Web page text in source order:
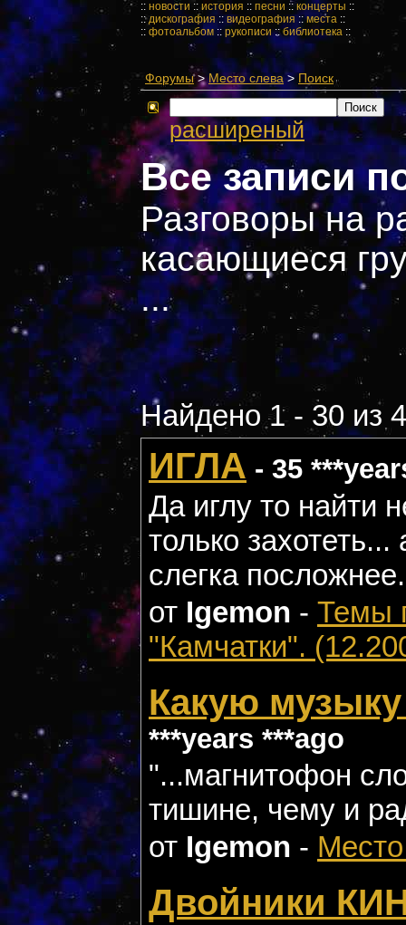
:: новости :: история :: песни :: концерты ::
::дискография :: видеография ::места ::
:: фотоальбом::рукописи::библиотека ::
Форумы>Место слева> Поиск
расширеный
Все записи
Разговоры на
касающиеся
...
Найдено 1 - 30 из
ИГЛА - 35
Да иглу то найти
только
слегка
от Igemon - Темы
"Камчатки".
Какую
***years ***ago
"...магнитофон
тишине, чему и
от Igemon -
Двойники